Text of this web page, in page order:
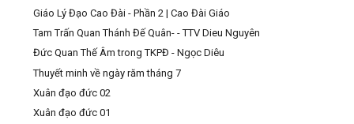
Giáo Lý Đạo Cao Đài - Phần 2 | Cao Đài Giáo
Tam Trấn Quan Thánh Đế Quân- - TTV Dieu Nguyên
Đức Quan Thế Âm trong TKPĐ - Ngọc Diêu
Thuyết minh về ngày răm tháng 7
Xuân đạo đức 02
Xuân đạo đức 01